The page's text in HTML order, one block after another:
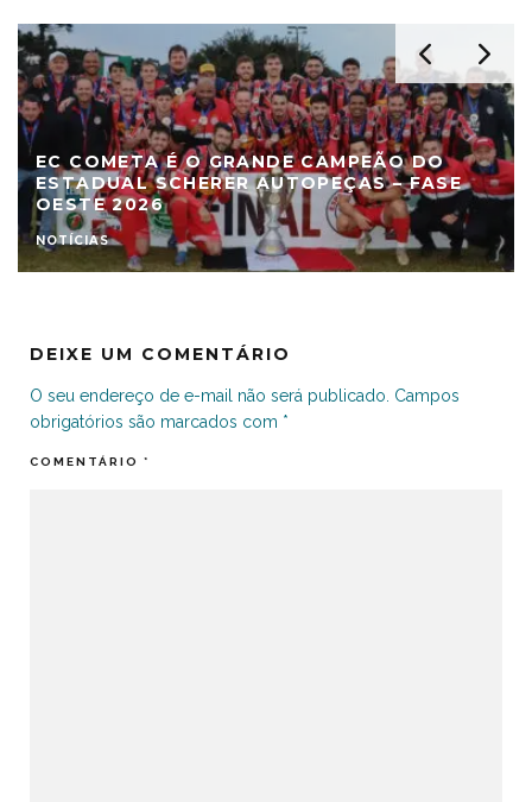
EC COMETA É O GRANDE CAMPEÃO DO
ESTADUAL SCHERER AUTOPEÇAS – FASE
OESTE 2026
NOTÍCIAS
DEIXE UM COMENTÁRIO
O seu endereço de e-mail não será publicado. Campos
obrigatórios são marcados com *
COMENTÁRIO *